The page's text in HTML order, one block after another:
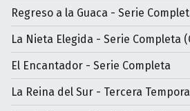
Regreso a la Guaca - Serie
La Nieta Elegida - Serie Completa
El Encantador - Serie Completa
La Reina del Sur - Tercera